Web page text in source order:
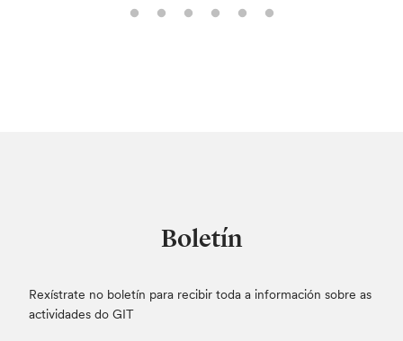
Boletín
Rexístrate no boletín para recibir toda a información sobre as
actividades do GIT